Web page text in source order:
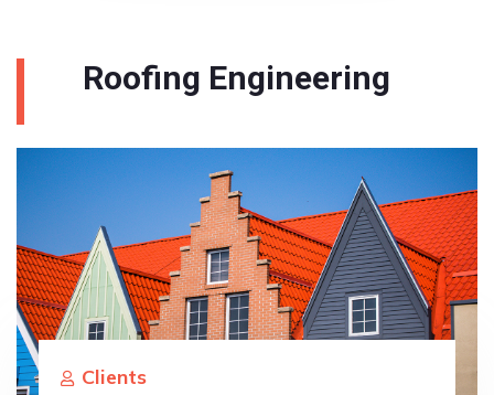
Roofing Engineering
Clients